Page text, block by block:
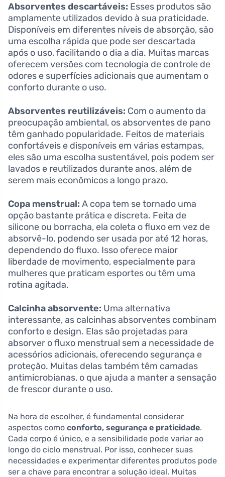
Absorventes descartáveis: Esses produtos são
amplamente utilizados devido à sua praticidade.
Disponíveis em diferentes níveis de absorção, são
uma escolha rápida que pode ser descartada
após o uso, facilitando o dia a dia. Muitas marcas
oferecem versões com tecnologia de controle de
odores e superfícies adicionais que aumentam o
conforto durante o uso.
Absorventes reutilizáveis: Com o aumento da
preocupação ambiental, os absorventes de pano
têm ganhado popularidade. Feitos de materiais
confortáveis e disponíveis em várias estampas,
eles são uma escolha sustentável, pois podem ser
lavados e reutilizados durante anos, além de
serem mais econômicos a longo prazo.
Copa menstrual: A copa tem se tornado uma
opção bastante prática e discreta. Feita de
silicone ou borracha, ela coleta o fluxo em vez de
absorvê-lo, podendo ser usada por até 12 horas,
dependendo do fluxo. Isso oferece maior
liberdade de movimento, especialmente para
mulheres que praticam esportes ou têm uma
rotina agitada.
Calcinha absorvente: Uma alternativa
interessante, as calcinhas absorventes combinam
conforto e design. Elas são projetadas para
absorver o fluxo menstrual sem a necessidade de
acessórios adicionais, oferecendo segurança e
proteção. Muitas delas também têm camadas
antimicrobianas, o que ajuda a manter a sensação
de frescor durante o uso.
Na hora de escolher, é fundamental considerar
aspectos como conforto, segurança e praticidade.
Cada corpo é único, e a sensibilidade pode variar ao
longo do ciclo menstrual. Por isso, conhecer suas
necessidades e experimentar diferentes produtos pode
ser a chave para encontrar a solução ideal. Muitas